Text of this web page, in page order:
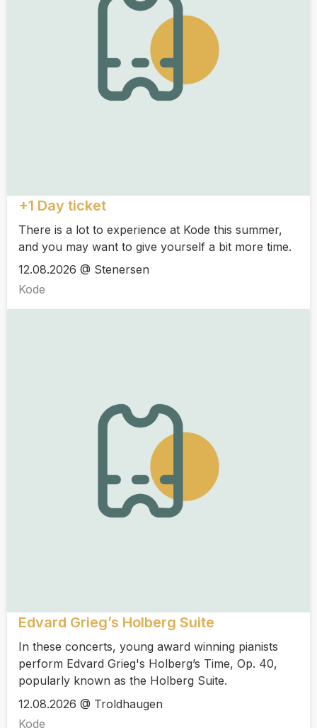
+1 Day ticket
There is a lot to experience at Kode this summer,
and you may want to give yourself a bit more time.
12.08.2026 @ Stenersen
Kode
Edvard Grieg’s Holberg Suite
In these concerts, young award winning pianists
perform Edvard Grieg's Holberg’s Time, Op. 40,
popularly known as the Holberg Suite.
12.08.2026 @ Troldhaugen
Kode